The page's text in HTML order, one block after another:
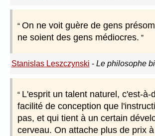
On ne voit guère de gens
ne soient des gens médiocres.
Stanislas Leszczynski - Le philosophe
L'esprit un talent naturel, c'est-à-
facilité de conception que
pas, et qui tient à un certain
cerveau. On attache plus de prix